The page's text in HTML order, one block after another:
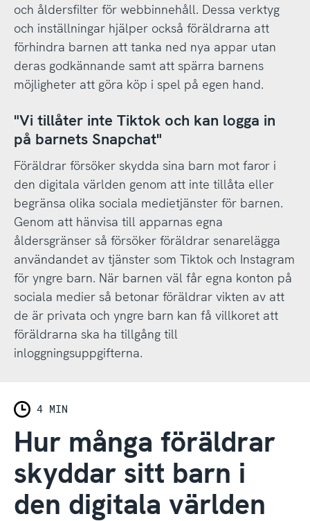
och åldersfilter för webbinnehåll. Dessa verktyg
och inställningar hjälper också föräldrarna att
förhindra barnen att tanka ned nya appar utan
deras godkännande samt att spärra barnens
möjligheter att göra köp i spel på egen hand.
"Vi tillåter inte Tiktok och kan logga in
på barnets Snapchat"
Föräldrar försöker skydda sina barn mot faror i
den digitala världen genom att inte tillåta eller
begränsa olika sociala medietjänster för barnen.
Genom att hänvisa till apparnas egna
åldersgränser så försöker föräldrar senarelägga
användandet av tjänster som Tiktok och Instagram
för yngre barn. När barnen väl får egna konton på
sociala medier så betonar föräldrar vikten av att
de är privata och yngre barn kan få villkoret att
föräldrarna ska ha tillgång till
inloggningsuppgifterna.
4 MIN
Hur många föräldrar
skyddar sitt barn i
den digitala världen